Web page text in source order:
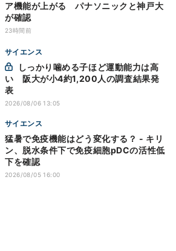
ア機能が上がる パナソニックと神戸大
が確認
23時間前
サイエンス
い 阪大が小4約1,200人の調査結果発
表
2026/08/06 13:05
サイエンス
猛暑で免疫機能はどう変化する？ - キリ
ン、脱水条件下で免疫細胞pDCの活性低
下を確認
2026/08/05 16:00